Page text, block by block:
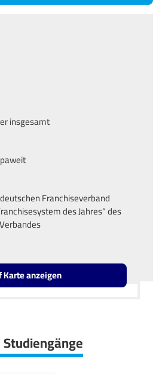
insgesamt
Franchiseverband
des Jahres“ des
Leaflet OpenStreetMap2
Karte anzeigen